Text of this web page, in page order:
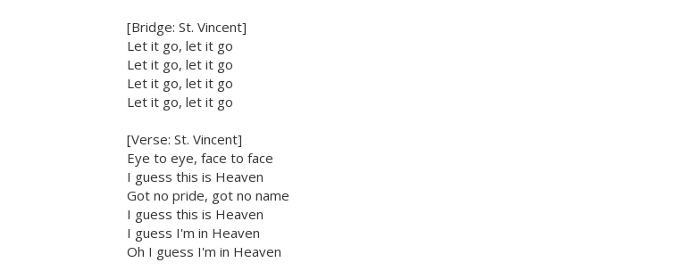
[Bridge: St. Vincent]
Let it go, let it go
Let it go, let it go
Let it go, let it go
Let it go, let it go
[Verse: St. Vincent]
Eye to eye, face to face
I guess this is Heaven
Got no pride, got no name
I guess this is Heaven
I guess I'm in Heaven
Oh I guess I'm in Heaven